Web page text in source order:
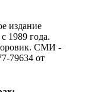
издание
1989 года.
CМИ -
79634 от